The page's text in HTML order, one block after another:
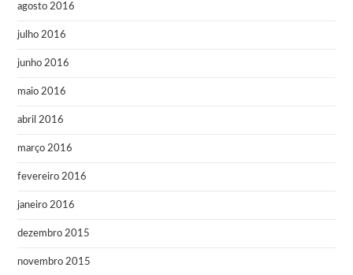
agosto 2016
julho 2016
junho 2016
maio 2016
abril 2016
março 2016
fevereiro 2016
janeiro 2016
dezembro 2015
novembro 2015